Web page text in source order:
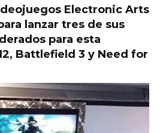
Electronic Arts
lanzar tres de sus
para esta
Battlefield 3 y Need for